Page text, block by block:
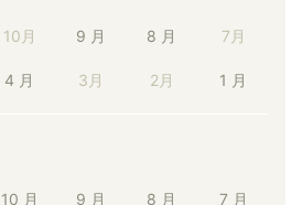
10月 9 月 8 月 7月
4 月 3月 2月 1 月
10 月 9 月 8 月 7 月